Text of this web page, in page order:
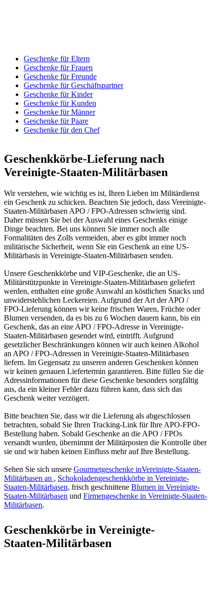
Geschenke für Eltern
Geschenke für Frauen
Geschenke für Freunde
Geschenke für Geschäftspartner
Geschenke für Kinder
Geschenke für Kunden
Geschenke für Männer
Geschenke für Paare
Geschenke für den Chef
Geschenkkörbe-Lieferung nach
Vereinigte-Staaten-Militärbasen
Wir verstehen, wie wichtig es ist, Ihren Lieben im Militärdienst
ein Geschenk zu schicken. Beachten Sie jedoch, dass Vereinigte-
Staaten-Militärbasen APO / FPO-Adressen schwierig sind.
Daher müssen Sie bei der Auswahl eines Geschenks einige
Dinge beachten. Bei uns können Sie immer noch alle
Formalitäten des Zolls vermeiden, aber es gibt immer noch
militärische Sicherheit, wenn Sie ein Geschenk an eine US-
Militärbasis in Vereinigte-Staaten-Militärbasen senden.
Unsere Geschenkkörbe und VIP-Geschenke, die an US-
Militärstützpunkte in Vereinigte-Staaten-Militärbasen geliefert
werden, enthalten eine große Auswahl an köstlichen Snacks und
unwiderstehlichen Leckereien. Aufgrund der Art der APO /
FPO-Lieferung können wir keine frischen Waren, Früchte oder
Blumen versenden, da es bis zu 6 Wochen dauern kann, bis ein
Geschenk, das an eine APO / FPO-Adresse in Vereinigte-
Staaten-Militärbasen gesendet wird, eintrifft. Aufgrund
gesetzlicher Beschränkungen können wir auch keinen Alkohol
an APO / FPO-Adressen in Vereinigte-Staaten-Militärbasen
liefern. Im Gegensatz zu unseren anderen Geschenken können
wir keinen genauen Liefertermin garantieren. Bitte füllen Sie die
Adressinformationen für diese Geschenke besonders sorgfältig
aus, da ein kleiner Fehler dazu führen kann, dass sich das
Geschenk weiter verzögert.
Bitte beachten Sie, dass wir die Lieferung als abgeschlossen
betrachten, sobald Sie Ihren Tracking-Link für Ihre APO-FPO-
Bestellung haben. Sobald Geschenke an die APO / FPOs
versandt wurden, übernimmt der Militärposten die Kontrolle über
sie und wir haben keinen Einfluss mehr auf Ihre Bestellung.
Sehen Sie sich unsere Gourmetgeschenke inVereinigte-Staaten-
Militärbasen an , Schokoladengeschenkkörbe in Vereinigte-
Staaten-Militärbasen, frisch geschnittene Blumen in Vereinigte-
Staaten-Militärbasen und Firmengeschenke in Vereinigte-Staaten-
Militärbasen.
Geschenkkörbe in Vereinigte-
Staaten-Militärbasen